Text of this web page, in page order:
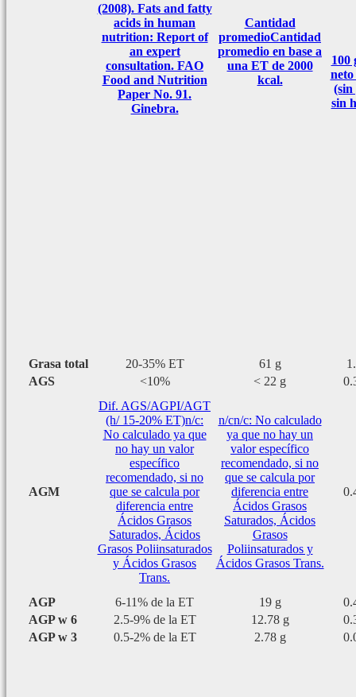
(2008). Fats and fatty
acids in human
nutrition: Report of
an expert
consultation. FAO
Food and Nutrition
Paper No. 91.
Ginebra.
Cantidad
promedioCantidad
promedio en base a
una ET de 2000
kcal.
100
(sin
sin
Grasa total 20-35% ET 61 g
AGS
<10% < 22 g
AGM
Dif. AGS/AGPI/AGT
(h/ 15-20% ET)n/c:
No calculado ya que
no hay un valor
específico
recomendado, si no
que se calcula por
diferencia entre
Ácidos Grasos
Saturados, Ácidos
Grasos Poliinsaturados
y Ácidos Grasos
Trans.
n/cn/c: No calculado
ya que no hay un
valor específico
recomendado, si no
que se calcula por
diferencia entre
Ácidos Grasos
Saturados, Ácidos
Grasos
Poliinsaturados y
Ácidos Grasos Trans.
AGP 6-11% de la ET 19 g
AGP w 6
2.5-9% de la ET 12.78 g
AGP w 3
0.5-2% de la ET 2.78 g